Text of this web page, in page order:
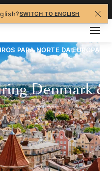
SWITCH TO ENGLISH
PARANORTE DA EUROPA E
Denmark &